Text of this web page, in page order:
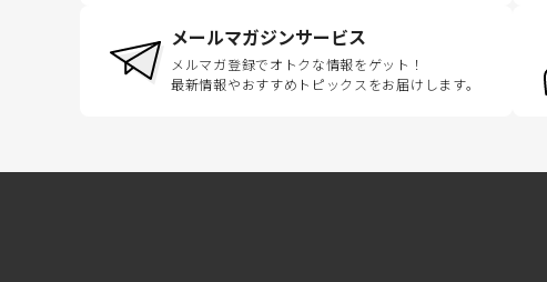
メールマガジンサービス
メルマガ登録でオトクな情報をゲット！
最新情報やおすすめトピックスをお届けします。